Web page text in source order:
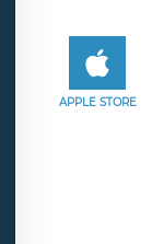
APPLE STORE